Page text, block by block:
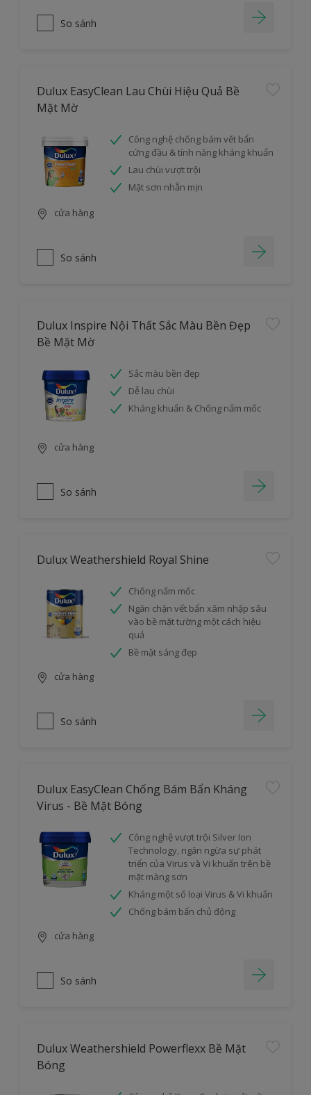
So sánh
Dulux EasyClean Lau Chùi Hiệu Quả Bề
Mặt Mờ
Công nghệ chống bám vết bẩn
cứng đầu & tính năng kháng khuẩn
Lau chùi vượt trội
Mặt sơn nhẵn mịn
cửa hàng
So sánh
Dulux Inspire Nội Thất Sắc Màu Bền Đẹp
Bề Mặt Mờ
Sắc màu bền đẹp
Dễ lau chùi
Kháng khuẩn & Chống nấm mốc
cửa hàng
So sánh
Dulux Weathershield Royal Shine
Chống nấm mốc
Ngăn chặn vết bẩn xâm nhập sâu
vào bề mặt tường một cách hiệu
quả
Bề mặt sáng đẹp
cửa hàng
So sánh
Dulux EasyClean Chống Bám Bẩn Kháng
Virus - Bề Mặt Bóng
Công nghệ vượt trội Silver Ion
Technology, ngăn ngừa sự phát
triển của Virus và Vi khuẩn trên bề
mặt màng sơn
Kháng một số loại Virus & Vi khuẩn
Chống bám bẩn chủ động
cửa hàng
So sánh
Dulux Weathershield Powerflexx Bề Mặt
Bóng